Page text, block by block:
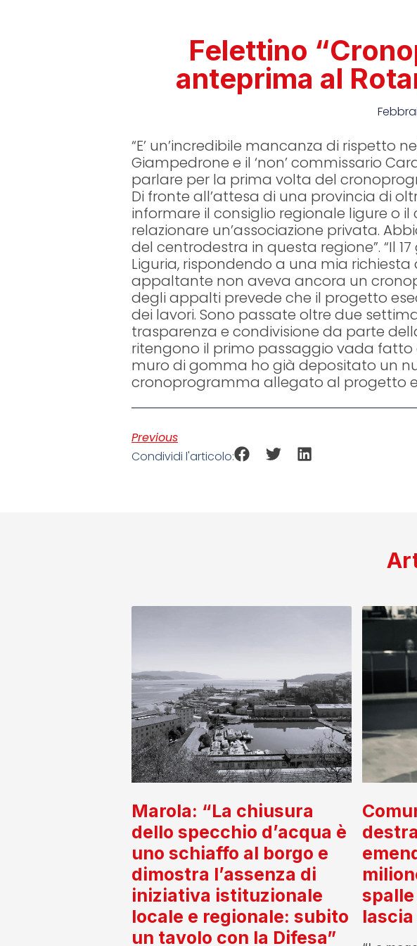
Felettino
anteprima al
“E’ un’incredibile mancanza di rispetto
Giampedrone e il ‘non’ commissario
parlare per la prima volta del
Di fronte all’attesa di una provincia di
informare il consiglio regionale ligure o
relazionare un’associazione privata.
del centrodestra in questa regione”. “Il
Liguria, rispondendo a una mia
appaltante non aveva ancora un
degli appalti prevede che il progetto
dei lavori. Sono passate oltre due
trasparenza e condivisione da parte
ritengono il primo passaggio vada fatto
muro di gomma ho già depositato un
cronoprogramma allegato al progetto
Previous
Condividi l'articolo:
Marola: “La chiusura
dello specchio d’acqua è
uno schiaffo al borgo e
dimostra l’assenza di
iniziativa istituzionale
locale e regionale: subito
un tavolo con la Difesa”